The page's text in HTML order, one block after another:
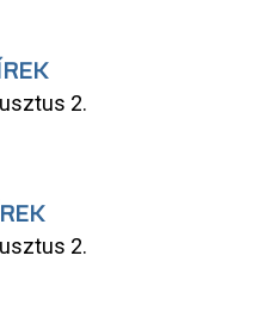
2.
2.